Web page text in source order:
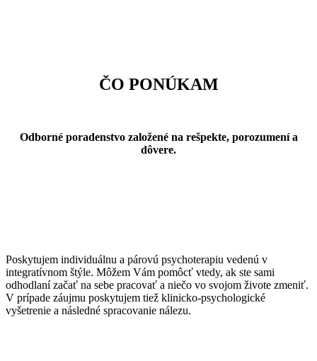
ČO PONÚKAM
Odborné poradenstvo založené na rešpekte, porozumení a
dôvere.
Poskytujem individuálnu a párovú psychoterapiu vedenú v
integratívnom štýle. Môžem Vám pomôcť vtedy, ak ste sami
odhodlaní začať na sebe pracovať a niečo vo svojom živote zmeniť.
V prípade záujmu poskytujem tiež klinicko-psychologické
vyšetrenie a následné spracovanie nálezu.